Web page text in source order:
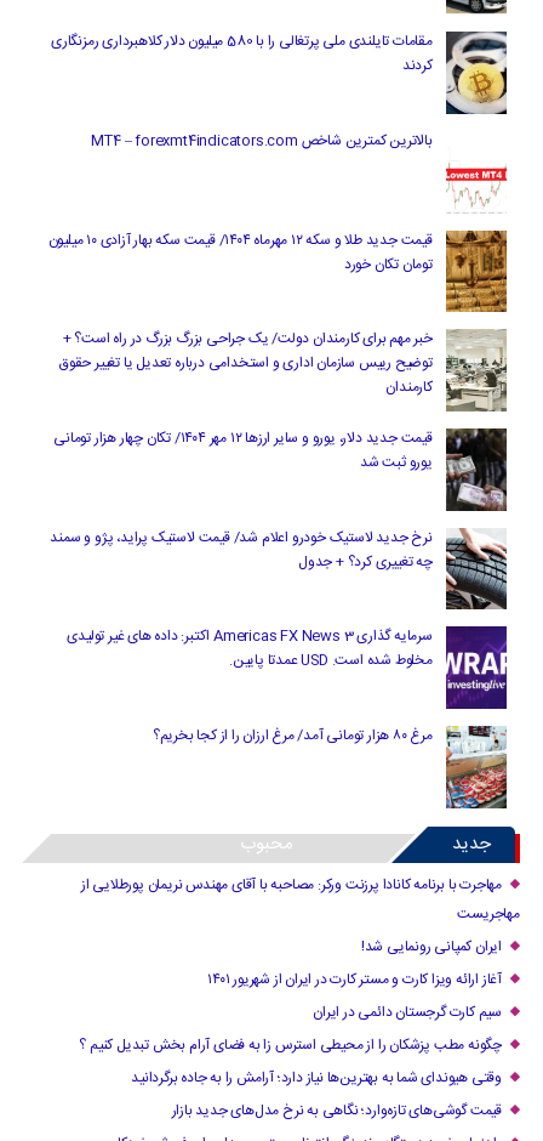
مقامات تایلندی ملی پرتغالی را با 580 میلیون دلار کلاهبرداری رمزنگاری
کردند
بالاترین کمترین شاخص MT4 – forexmt4indicators.com
قیمت جدید طلا و سکه ۱۲ مهرماه ۱۴۰۴/ قیمت سکه بهار آزادی ۱۰ میلیون
تومان تکان خورد
خبر مهم برای کارمندان دولت/ یک جراحی بزرگ بزرگ در راه است؟ +
توضیح رییس سازمان اداری و استخدامی درباره تعدیل یا تغییر حقوق
کارمندان
قیمت جدید دلار، یورو و سایر ارزها ۱۲ مهر ۱۴۰۴/ تکان چهار هزار تومانی
یورو ثبت شد
نرخ جدید لاستیک خودرو اعلام شد/ قیمت لاستیک پراید، پژو و سمند
چه تغییری کرد؟ + جدول
سرمایه گذاری Americas FX News 3 اکتبر: داده های غیر تولیدی
مخلوط شده است. USD عمدتا پایین.
مرغ ۸۰ هزار تومانی آمد/ مرغ ارزان را از کجا بخریم؟
جدید محبوب
مهاجرت با برنامه کانادا پرزنت ورکر: مصاحبه با آقای مهندس نریمان پورطلایی از
مهاجریست
ایران کمپانی رونمایی شد!
آغاز ارائه ویزا کارت و مستر کارت در ایران از شهریور ۱۴۰۱
سیم کارت گرجستان دائمی در ایران
چگونه مطب پزشکان را از محیطی استرس زا به فضای آرام بخش تبدیل کنیم ؟
وقتی هیوندای شما به بهترین‌ها نیاز دارد؛ آرامش را به جاده برگردانید
قیمت گوشی‌های تازه‌وارد؛ نگاهی به نرخ مدل‌های جدید بازار